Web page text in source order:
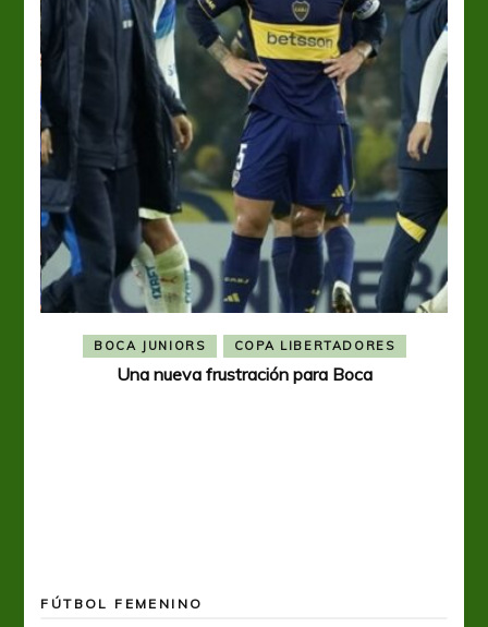
BOCA JUNIORS COPA LIBERTADORES
Una nueva frustración para Boca
FÚTBOL FEMENINO